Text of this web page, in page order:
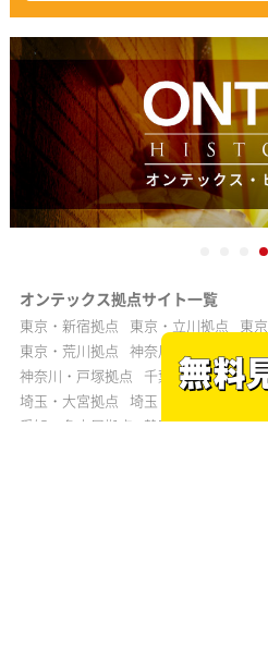
オンテックス拠点サイト一覧
東京・新宿拠点 東京・立川拠点
東
東京・荒川拠点 神奈川・横浜拠点
神奈川・戸塚拠点
千葉・千葉拠点
埼玉・大宮拠点
埼玉・川口拠点
愛知・名古屋拠点
静岡・静岡拠点